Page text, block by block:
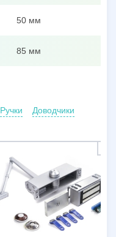
50 мм
85 мм
Ручки
Доводчики